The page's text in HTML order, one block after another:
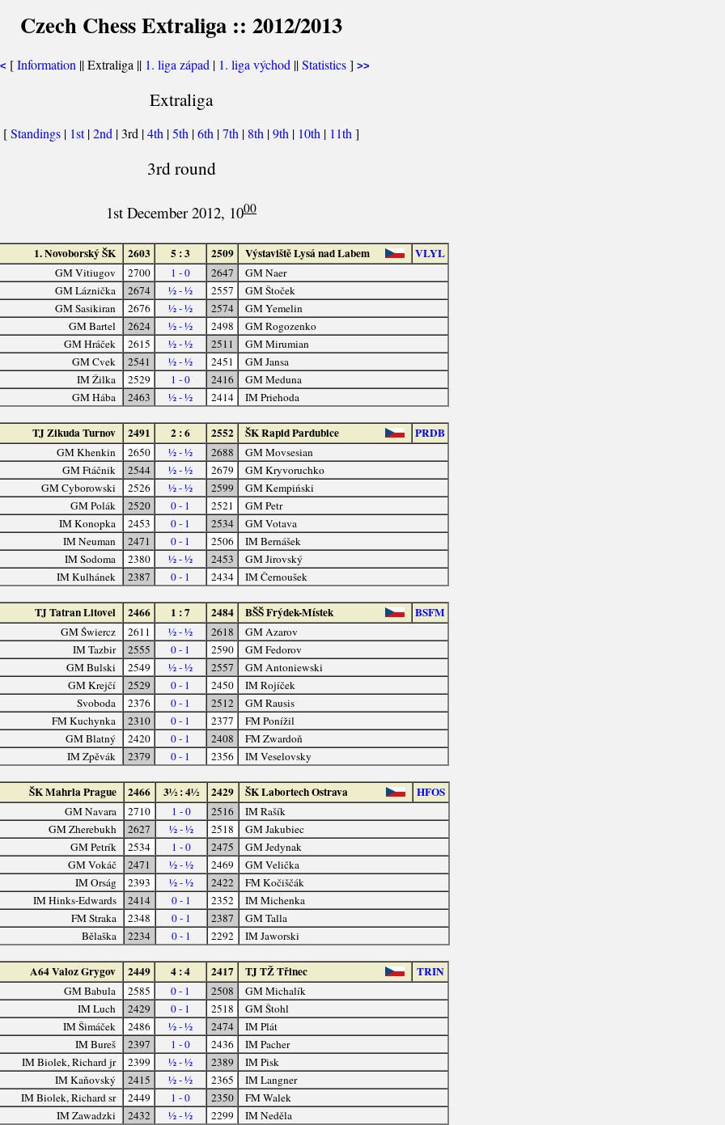
Czech Chess Extraliga :: 2012/2013
[Information || Extraliga || 1. liga západ | 1. liga východ ||Statistics] >>
Extraliga
[Standings | 1st|2nd | 3rd |4th |5th |6th |7th | 8th |9th | 10th | 11th]
3rd round
1st December 2012, 1000
1. Novoborský ŠK 2603 5 : 3 2509 Výstaviště Lysá nad Labem VLYL
GM Vitiugov 2700 1 - 0 2647
GM Naer
GM Láznička
2674 ½ - ½ 2557
GM Štoček
GM Sasikiran
2676 ½ - ½ 2574
GM Yemelin
GM Bartel
2624 ½ - ½ 2498
GM Rogozenko
GM Hráček
2615 ½ - ½ 2511
GM Mirumian
GM Cvek
2541 ½ - ½ 2451
GM Jansa
IM Žilka
2529 1 - 0 2416
GM Meduna
GM Hába
2463 ½ - ½ 2414 IM Priehoda
TJ Zikuda Turnov 2491 2 : 6 2552 ŠK Rapid Pardubice PRDB
GM Khenkin 2650 ½ - ½ 2688
GM Movsesian
GM Ftáčnik
2544 ½ - ½ 2679
GM Kryvoruchko
GM Cyborowski
2526 ½ - ½ 2599
GM Kempiński
GM Polák
2520 0 - 1 2521
GM Petr
IM Konopka
2453 0 - 1 2534
GM Votava
IM Neuman
2471 0 - 1 2506
IM Bernášek
IM Sodoma
2380 ½ - ½ 2453
GM Jirovský
IM Kulhánek
2387 0 - 1 2434 IM Černoušek
TJ Tatran Litovel 2466 1 : 7 2484 BŠŠ Frýdek-Místek BSFM
GM Świercz 2611 ½ - ½ 2618
GM Azarov
IM Tazbir
2555 0 - 1 2590
GM Fedorov
GM Bulski
2549 ½ - ½ 2557
GM Antoniewski
GM Krejčí
2529 0 - 1 2450
IM Rojíček
Svoboda
2376 0 - 1 2512
GM Rausis
FM Kuchynka
2310 0 - 1 2377
FM Ponížil
GM Blatný
2420 0 - 1 2408
FM Zwardoň
IM Zpěvák
2379 0 - 1 2356 IM Veselovsky
ŠK Mahrla Prague 2466 3½ : 4½ 2429 ŠK Labortech Ostrava HFOS
GM Navara 2710 1 - 0 2516
IM Rašík
GM Zherebukh
2627 ½ - ½ 2518
GM Jakubiec
GM Petrík
2534 1 - 0 2475
GM Jedynak
GM Vokáč
2471 ½ - ½ 2469
GM Velička
IM Orság
2393 ½ - ½ 2422
FM Kočiščák
IM Hinks-Edwards
2414 0 - 1 2352
IM Michenka
FM Straka
2348 0 - 1 2387
GM Talla
Bělaška
2234 0 - 1 2292 IM Jaworski
A64 Valoz Grygov 2449 4 : 4 2417 TJ TŽ Třinec TRIN
GM Babula 2585 0 - 1 2508
GM Michalík
IM Luch
2429 0 - 1 2518
GM Štohl
IM Šimáček
2486 ½ - ½ 2474
IM Plát
IM Bureš
2397 1 - 0 2436
IM Pacher
IM Biolek, Richard jr
2399 ½ - ½ 2389
IM Pisk
IM Kaňovský
2415 ½ - ½ 2365
IM Langner
IM Biolek, Richard sr
2449 1 - 0 2350
FM Walek
IM Zawadzki
2432 ½ - ½ 2299 IM Neděla